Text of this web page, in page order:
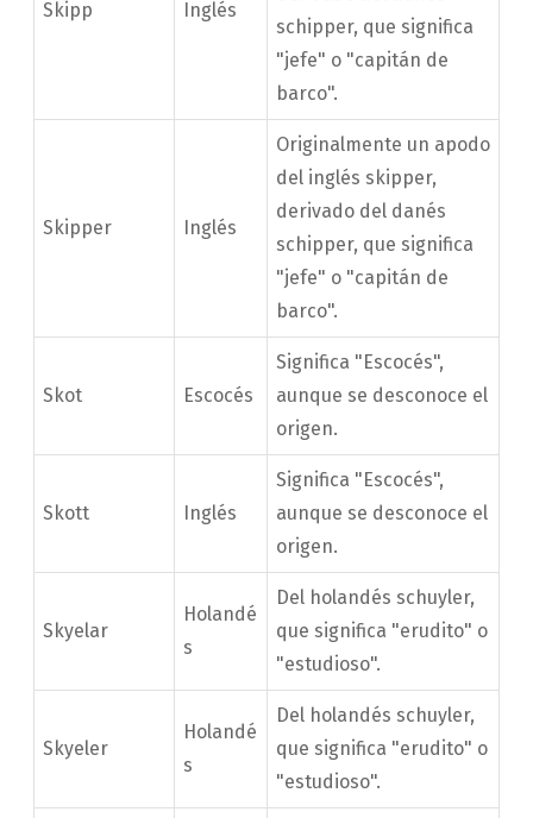
Skipp Inglés
schipper, que significa
"jefe" o "capitán de
barco".
Skipper Inglés
Originalmente un apodo
del inglés skipper,
derivado del danés
schipper, que significa
"jefe" o "capitán de
barco".
Skot Escocés
Significa "Escocés",
aunque se desconoce el
origen.
Skott Inglés
Significa "Escocés",
aunque se desconoce el
origen.
Skyelar
Holandé
s
Del holandés schuyler,
que significa "erudito" o
"estudioso".
Skyeler
Holandé
s
Del holandés schuyler,
que significa "erudito" o
"estudioso".